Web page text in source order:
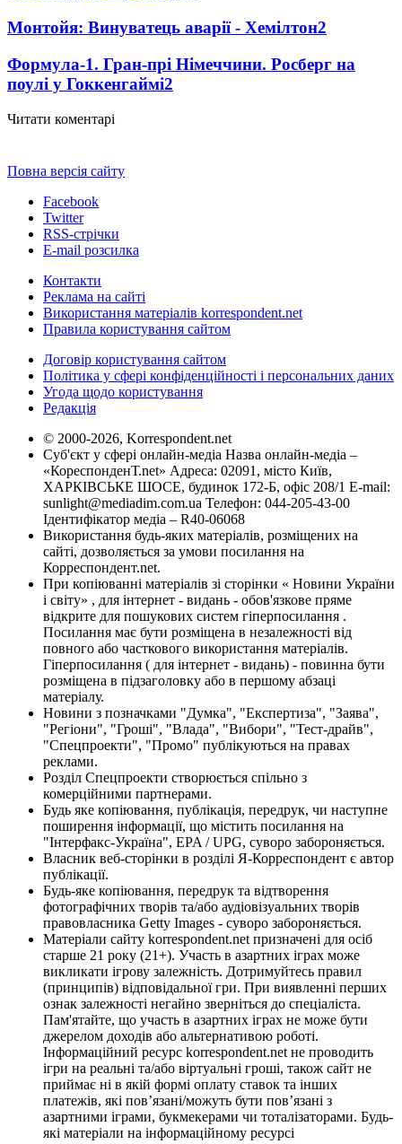
Монтойя: Винуватець аварії - Хемілтон2
Формула-1. Гран-прі Німеччини. Росберг на
поулі у Гоккенгаймі2
Читати коментарі
Повна версія сайту
Facebook
Twitter
RSS-стрічки
E-mail розсилка
Контакти
Реклама на сайті
Використання матеріалів korrespondent.net
Правила користування сайтом
Договір користування сайтом
Політика у сфері конфіденційності і персональних даних
Угода щодо користування
Редакція
© 2000-2026, Korrespondent.net
Суб'єкт у сфері онлайн-медіа Назва онлайн-медіа –
«КореспонденТ.net» Адреса: 02091, місто Київ,
ХАРКІВСЬКЕ ШОСЕ, будинок 172-Б, офіс 208/1 E-mail:
sunlight@mediadim.com.ua Телефон: 044-205-43-00
Ідентифікатор медіа – R40-06068
Використання будь-яких матеріалів, розміщених на
сайті, дозволяється за умови посилання на
Корреспондент.net.
При копіюванні матеріалів зі сторінки « Новини України
і світу» , для інтернет - видань - обов'язкове пряме
відкрите для пошукових систем гіперпосилання .
Посилання має бути розміщена в незалежності від
повного або часткового використання матеріалів.
Гіперпосилання ( для інтернет - видань) - повинна бути
розміщена в підзаголовку або в першому абзаці
матеріалу.
Новини з позначками "Думка", "Експертиза", "Заява",
"Регіони", "Гроші", "Влада", "Вибори", "Тест-драйв",
"Спецпроекти", "Промо" публікуються на правах
реклами.
Розділ Спецпроекти створюється спільно з
комерційними партнерами.
Будь яке копіювання, публікація, передрук, чи наступне
поширення інформації, що містить посилання на
"Інтерфакс-Україна", EPA / UPG, суворо забороняється.
Власник веб-сторінки в розділі Я-Корреспондент є автор
публікації.
Будь-яке копіювання, передрук та відтворення
фотографічних творів та/або аудіовізуальних творів
правовласника Getty Images - суворо забороняється.
Матеріали сайту korrespondent.net призначені для осіб
старше 21 року (21+). Участь в азартних іграх може
викликати ігрову залежність. Дотримуйтесь правил
(принципів) відповідальної гри. При виявленні перших
ознак залежності негайно зверніться до спеціаліста.
Пам'ятайте, що участь в азартних іграх не може бути
джерелом доходів або альтернативою роботі.
Інформаційний ресурс korrespondent.net не проводить
ігри на реальні та/або віртуальні гроші, також сайт не
приймає ні в якій формі оплату ставок та інших
платежів, які пов’язані/можуть бути пов’язані з
азартними іграми, букмекерами чи тоталізаторами. Будь-
які матеріали на інформаційному ресурсі